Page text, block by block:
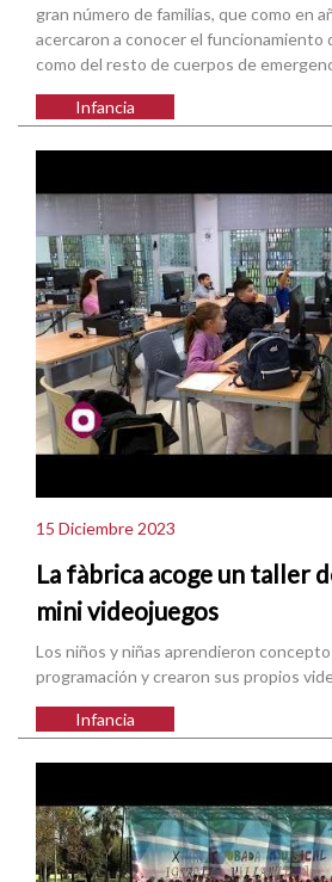
gran número de familias, que como en
acercaron a conocer el funcionamiento
como del resto de cuerpos de
Infancia
15 Diciembre 2023
La fàbrica acoge un taller
mini videojuegos
Los niños y niñas aprendieron
programación y crearon sus propios
Infancia